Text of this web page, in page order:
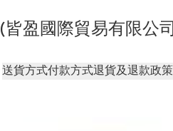
FPHKWine (皆盈國際貿易有限公
送貨方式付款方式退貨及退款政策